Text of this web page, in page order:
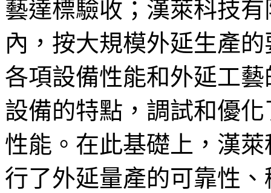
藝達標驗收；漢萊科技
內，按大規模外延生產
各項設備性能和外延工
設備的特點，調試和優
性能。在此基礎上，漢
行了外延量產的可靠性